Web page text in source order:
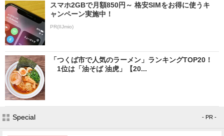
スマホ2GBで月額850円～ 格安SIMをお得に使うキ
ャンペーン実施中！
PR(IIJmio)
「つくば市で人気のラーメン」ランキングTOP20！
1位は「油そば 油虎」【20...
Special - PR -